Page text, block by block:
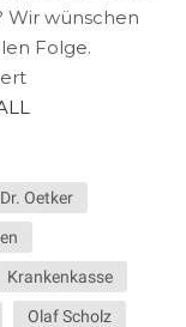
Wir wünschen
Folge.
Dr. Oetker
Krankenkasse
Olaf Scholz